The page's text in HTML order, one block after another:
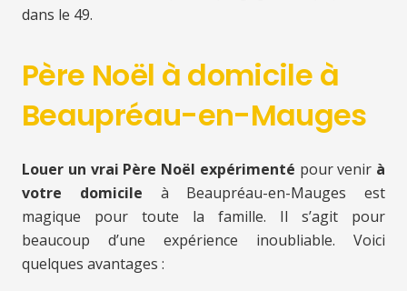
dans le 49.
Père Noël à domicile à
Beaupréau-en-Mauges
Louer un vrai Père Noël expérimenté pour venir à
votre domicile à Beaupréau-en-Mauges est
magique pour toute la famille. Il s’agit pour
beaucoup d’une expérience inoubliable. Voici
quelques avantages :